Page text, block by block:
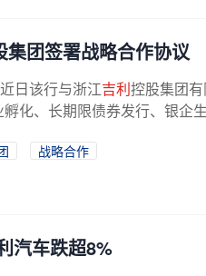
集团签署战略合作协议
日该行与浙江吉利控股集团
化、长期限债券发行、银企
战略合作
汽车跌超8%